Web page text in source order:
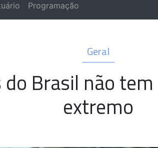
Programação
Geral
Brasil não
extremo